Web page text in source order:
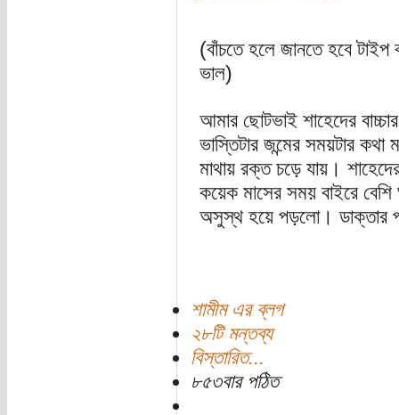
(বাঁচতে হলে জানতে হবে টাইপ
ভাল)
আমার ছোটভাই শাহেদের
ভাস্তিটার জন্মের সময়টার
মাথায় রক্ত চড়ে যায়।
কয়েক মাসের সময় বাইরে
অসুস্থ হয়ে পড়লো। ডাক্তার
শামীম এর ব্লগ
২৮টি মন্তব্য
বিস্তারিত...
৮৫৩বার পঠিত